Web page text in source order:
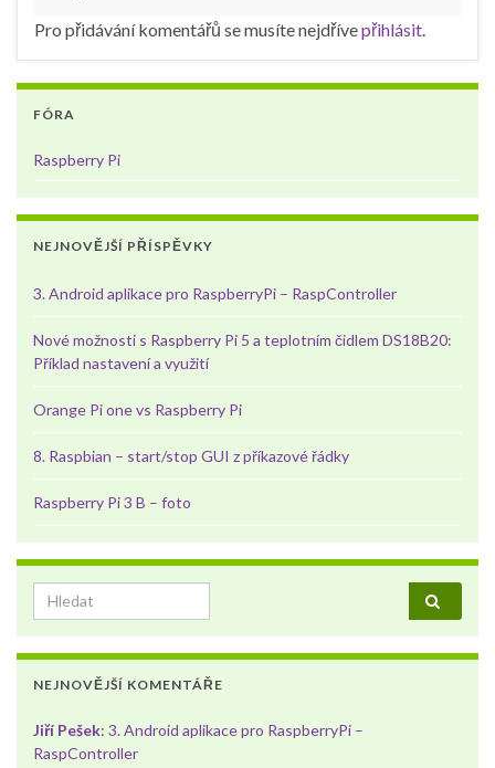
Pro přidávání komentářů se musíte nejdřívepřihlásit.
FÓRA
Raspberry Pi
NEJNOVĚJŠÍ PŘÍSPĚVKY
3. Android aplikace pro RaspberryPi – RaspController
Nové možnosti s Raspberry Pi 5 a teplotním čidlem DS18B20:
Příklad nastavení a využití
Orange Pi one vs Raspberry Pi
8. Raspbian – start/stop GUI z příkazové řádky
Raspberry Pi 3 B – foto
Search for:
NEJNOVĚJŠÍ KOMENTÁŘE
Jiří Pešek: 3. Android aplikace pro RaspberryPi –
RaspController